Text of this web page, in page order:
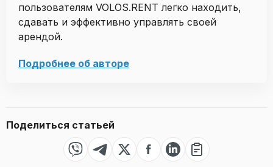
пользователям VOLOS.RENT легко находить,
сдавать и эффективно управлять своей
арендой.
Подробнее об авторе
Поделиться статьей